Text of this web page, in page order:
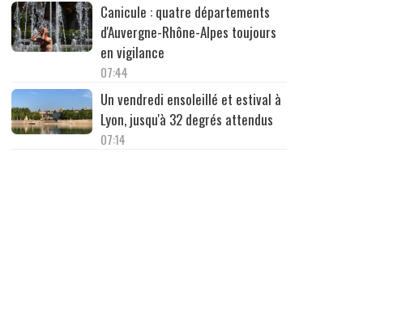
Canicule : quatre départements
d'Auvergne-Rhône-Alpes toujours
en vigilance
07:44
Un vendredi ensoleillé et estival à
Lyon, jusqu'à 32 degrés attendus
07:14